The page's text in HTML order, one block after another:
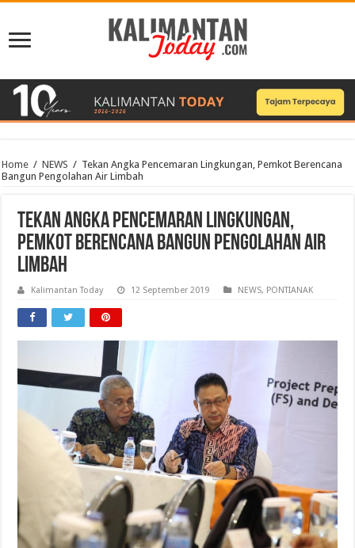
Home / NEWS / Tekan Angka Pencemaran Lingkungan, Pemkot Berencana
Bangun Pengolahan Air Limbah
Tekan Angka Pencemaran Lingkungan,
Pemkot Berencana Bangun Pengolahan Air
Limbah
Kalimantan Today 12 September 2019 NEWS, PONTIANAK